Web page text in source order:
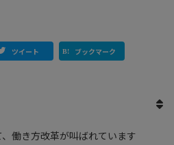
ツイート ブックマーク
働き方改革が叫ばれています